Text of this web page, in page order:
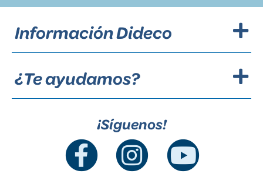
Información Dideco
¿Te ayudamos?
¡Síguenos!